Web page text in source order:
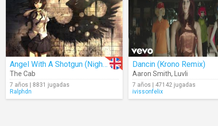
Angel With A Shotgun (Nightcore) (Lyric)
The Cab
7 años | 8831 jugadas
Ralphdn
Dancin (Krono Remix)
Aaron Smith, Luvli
7 años | 47142 jugadas
ivissonfelix